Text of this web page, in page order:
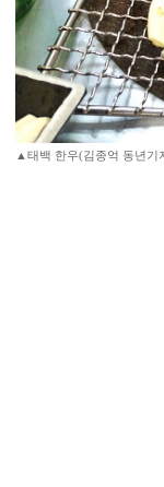
▲태백 한우(김종억 동년기